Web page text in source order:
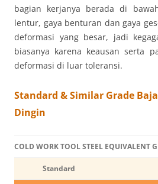
bagian kerjanya berada di
lentur, gaya benturan dan gaya
deformasi yang besar, jadi
biasanya karena keausan serta
deformasi di luar toleransi.
Standard & Similar Grade
Dingin
COLD WORK TOOL STEEL EQUIVALENT
Standard